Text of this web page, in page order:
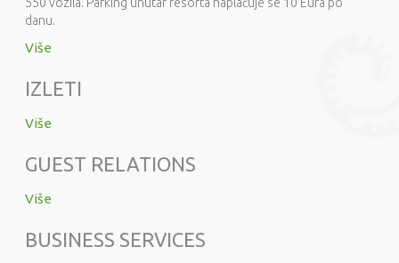
danu.
Više
IZLETI
Više
GUEST RELATIONS
Više
BUSINESS SERVICES